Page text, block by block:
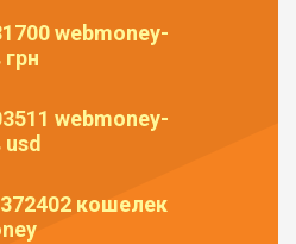
webmoney-
webmoney-
кошелек